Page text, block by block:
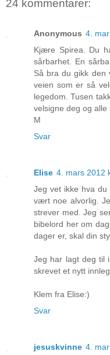
24 kommentarer:
Anonymous 4.
Kjære Spirea. Du
sårbarhet. En
Så bra du gikk den
veien som er så
legedom. Tusen
velsigne deg og
M
Svar
Elise 4. mars 2012
Jeg vet ikke hva
vært noe alvorlig.
strever med. Jeg
bibelord her om
dager er, skal din
Jeg har lagt deg til
skrevet et nytt
Klem fra Elise:)
Svar
jesuskvinne 4.